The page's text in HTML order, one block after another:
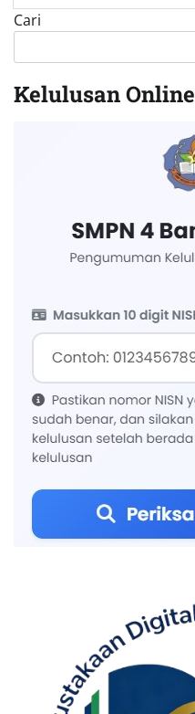
Cari
Kelulusan Online